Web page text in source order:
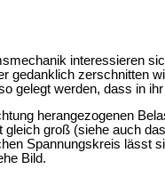
interessieren
gedanklich zerschnitten
gelegt werden, dass in
herangezogenen
gleich groß (siehe auch
Spannungskreis
Bild.